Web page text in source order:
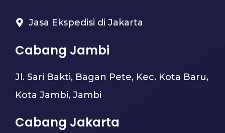
Jasa Ekspedisi di Jakarta
Cabang Jambi
Jl. Sari Bakti, Bagan Pete, Kec. Kota Baru,
Kota Jambi, Jambi
Cabang Jakarta